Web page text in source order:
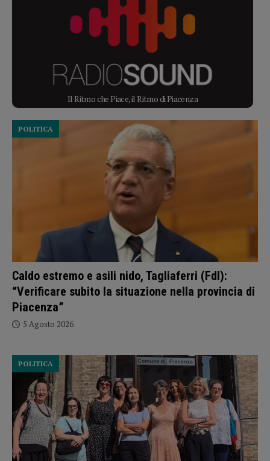
Il Ritmo che Piace, il Ritmo di Piacenza
Caldo estremo e asili nido, Tagliaferri (FdI):
“Verificare subito la situazione nella provincia di
Piacenza”
POLITICA
5 Agosto 2026
POLITICA